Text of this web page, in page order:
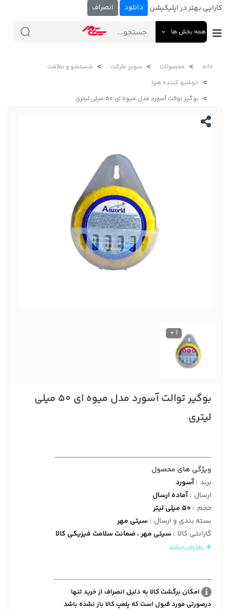
کارایی بهتر در اپلیکیشن دانلود انصراف
همه بخش ها
خانه محصولات سوپر مارکت
شستشو و نظافت
خوشبو کننده هوا
بوگیر توالت آسورد مدل میوه ای 50 میلی لیتری
1 +
بوگیر توالت آسورد مدل میوه ای 50 میلی
لیتری
ویژگی های محصول
برند :آسورد
ارسال :آماده ارسال
حجم : 50 میلی لیتر
بسته بندی و ارسال :سیتی مهر
گارانتی کالا :سیتی مهر ، ضمانت سلامت فیزیکی کالا
نمایش بیشتر
امکان برگشت کالا به دلیل انصراف از خرید تنها
درصورتی مورد قبول است که پلمپ کالا باز نشده باشد